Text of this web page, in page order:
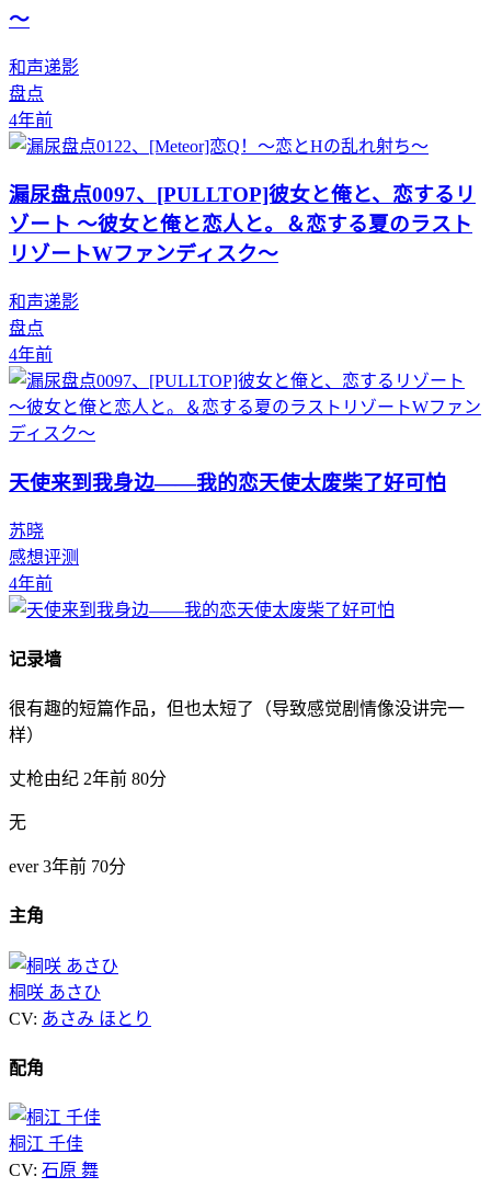
～
和声递影
盘点
4年前
漏尿盘点0097、[PULLTOP]彼女と俺と、恋するリ
ゾート ～彼女と俺と恋人と。＆恋する夏のラスト
リゾートWファンディスク～
和声递影
盘点
4年前
天使来到我身边——我的恋天使太废柴了好可怕
苏晓
感想评测
4年前
记录墙
很有趣的短篇作品，但也太短了（导致感觉剧情像没讲完一
样）
丈枪由纪 2年前 80分
无
ever 3年前 70分
主角
桐咲 あさひ
CV: あさみ ほとり
配角
桐江 千佳
CV: 石原 舞